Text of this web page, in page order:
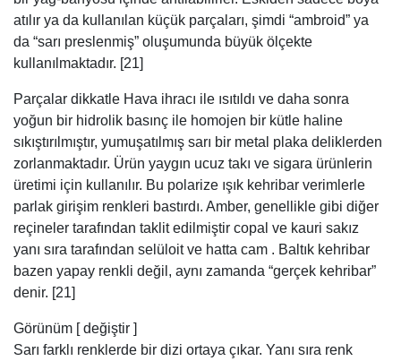
üretimi için kullanılır. Bu polarize ışık kehribar verimlerle
parlak girişim renkleri bastırdı. Amber, genellikle gibi diğer
reçineler tarafından taklit edilmiştir copal ve kauri sakız
bazen yapay renkli değil, aynı zamanda “gerçek kehribar”
denir. [21]
Görünüm [ değiştir ]
Sarı farklı renklerde bir dizi ortaya çıkar. Yanı sıra renk
“amber” ile ilişkili olağan sarı-turuncu-kahverengi gibi
kahverengi ve neredeyse siyah sarı soluk limon aracılığıyla
beyazımsı bir renk uzanabilir kendini amber. Diğer nadir
renkler (bazen “kiraz kehribar” olarak da bilinir), kırmızı
kehribar, yeşil sarı ve hatta dahil mavi sarı nadirdir ve çok